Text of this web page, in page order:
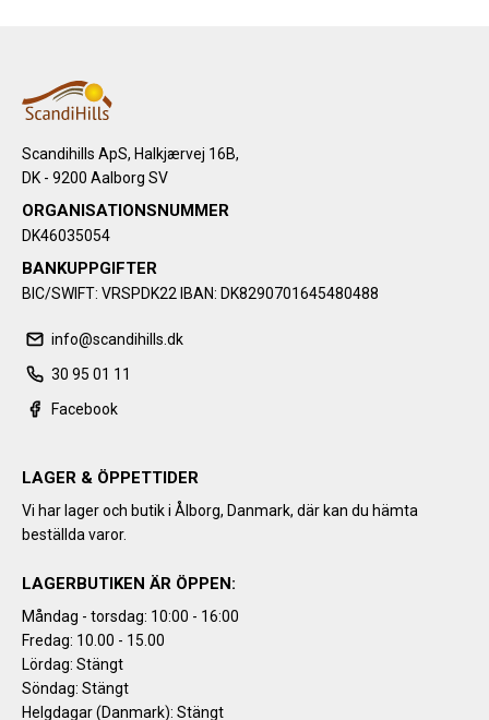
Scandihills ApS, Halkjærvej 16B,
DK - 9200 Aalborg SV
ORGANISATIONSNUMMER
DK46035054
BANKUPPGIFTER
BIC/SWIFT: VRSPDK22 IBAN: DK8290701645480488
info@scandihills.dk
30 95 01 11
Facebook
LAGER & ÖPPETTIDER
Vi har lager och butik i Ålborg, Danmark, där kan du hämta
beställda varor.
LAGERBUTIKEN ÄR ÖPPEN:
Måndag - torsdag: 10:00 - 16:00
Fredag: 10.00 - 15.00
Lördag: Stängt
Söndag: Stängt
Helgdagar (Danmark): Stängt